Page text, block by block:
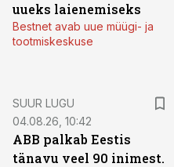
uueks laienemiseks
Bestnet avab uue müügi- ja
tootmiskeskuse
SUUR LUGU
04.08.26, 10:42
ABB palkab Eestis
tänavu veel 90 inimest.